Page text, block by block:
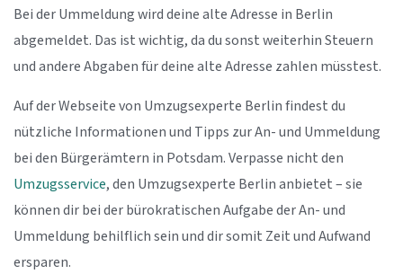
Bei der Ummeldung wird deine alte Adresse in Berlin
abgemeldet. Das ist wichtig, da du sonst weiterhin Steuern
und andere Abgaben für deine alte Adresse zahlen müsstest.
Auf der Webseite von Umzugsexperte Berlin findest du
nützliche Informationen und Tipps zur An- und Ummeldung
bei den Bürgerämtern in Potsdam. Verpasse nicht den
Umzugsservice, den Umzugsexperte Berlin anbietet – sie
können dir bei der bürokratischen Aufgabe der An- und
Ummeldung behilflich sein und dir somit Zeit und Aufwand
ersparen.